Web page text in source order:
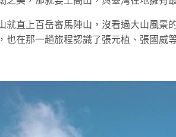
就直上百岳審馬陣山，沒看過大山風景
也在那一趟旅程認識了張元植、張國威